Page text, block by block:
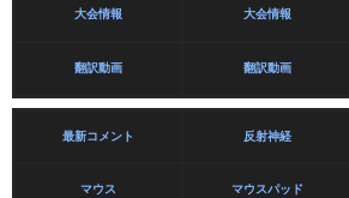
大会情報 大会情報
翻訳動画 翻訳動画
最新コメント 反射神経
マウス マウスパッド